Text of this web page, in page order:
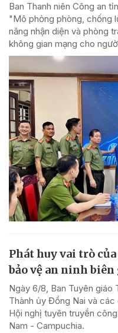
Ban Thanh niên Công an
"Mô phỏng phòng, chống
năng nhận diện và phòng
không gian mạng cho
Phát huy vai trò
bảo vệ an ninh
Ngày 6/8, Ban Tuyên giáo
Thành ủy Đồng Nai và
Hội nghị tuyên truyền
Nam - Campuchia.